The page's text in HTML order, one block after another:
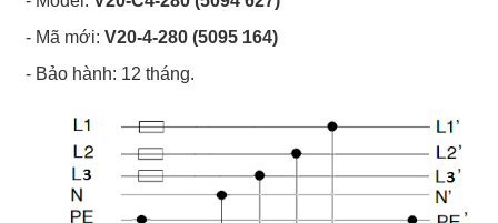
- Mã mới: V20-4-280 (5095 164)
- Bảo hành: 12 tháng.